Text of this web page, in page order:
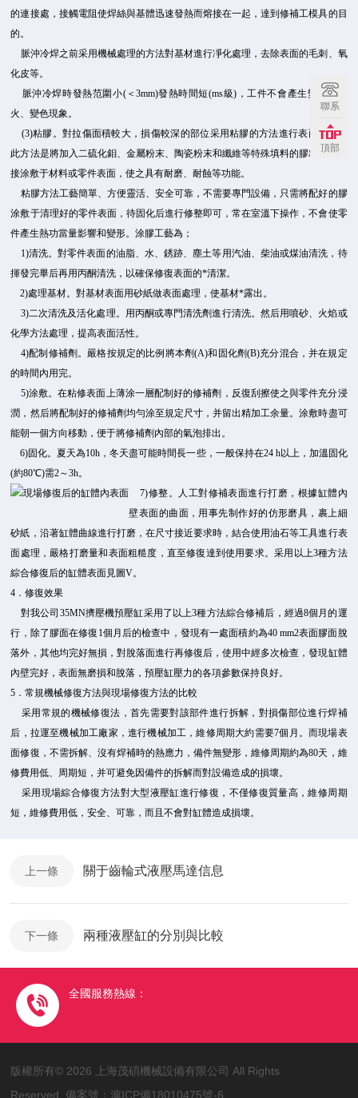
的連接處，接觸電阻使焊絲與基體迅速發熱而熔接在一起，達到修補工模具的目
的。
脈沖冷焊之前采用機械處理的方法對基材進行凈化處理，去除表面的毛刺、氧
化皮等。
脈沖冷焊時發熱范圍小(＜3mm)發熱時間短(ms級)，工件不會產生變形、退
火、變色現象。
(3)粘膠。對拉傷面積較大，損傷較深的部位采用粘膠的方法進行表面修復。
此方法是將加入二硫化鉬、金屬粉末、陶瓷粉末和纖維等特殊填料的膠粘劑，直
接涂敷于材料或零件表面，使之具有耐磨、耐蝕等功能。
粘膠方法工藝簡單、方便靈活、安全可靠，不需要專門設備，只需將配好的膠
涂敷于清理好的零件表面，待固化后進行修整即可，常在室溫下操作，不會使零
件產生熱功當量影響和變形。涂膠工藝為；
1)清洗。對零件表面的油脂、水、銹跡、塵土等用汽油、柴油或煤油清洗，待
揮發完畢后再用丙酮清洗，以確保修復表面的*清潔。
2)處理基材。對基材表面用砂紙做表面處理，使基材*露出。
3)二次清洗及活化處理。用丙酮或專門清洗劑進行清洗。然后用噴砂、火焰或
化學方法處理，提高表面活性。
4)配制修補劑。嚴格按規定的比例將本劑(A)和固化劑(B)充分混合，并在規定
的時間內用完。
5)涂敷。在粘修表面上薄涂一層配制好的修補劑，反復刮擦使之與零件充分浸
潤，然后將配制好的修補劑均勻涂至規定尺寸，并留出精加工余量。涂敷時盡可
能朝一個方向移動，便于將修補劑內部的氣泡排出。
6)固化。夏天為10h，冬天盡可能時間長一些，一般保持在24 h以上，加溫固化
(約80℃)需2～3h。
7)修整。人工對修補表面進行打磨，根據缸體內
壁表面的曲面，用事先制作好的仿形磨具，裹上細
砂紙，沿著缸體曲線進行打磨，在尺寸接近要求時，結合使用油石等工具進行表
面處理，嚴格打磨量和表面粗糙度，直至修復達到使用要求。采用以上3種方法
綜合修復后的缸體表面見圖V。
4．修復效果
對我公司35MN擠壓機預壓缸采用了以上3種方法綜合修補后，經過8個月的運
行，除了膠面在修復1個月后的檢查中，發現有一處面積約為40 mm2表面膠面脫
落外，其他均完好無損，對脫落面進行再修復后，使用中經多次檢查，發現缸體
內壁完好，表面無磨損和脫落，預壓缸壓力的各項參數保持良好。
5．常規機械修復方法與現場修復方法的比較
采用常規的機械修復法，首先需要對該部件進行拆解，對損傷部位進行焊補
后，拉運至機械加工廠家，進行機械加工，維修周期大約需要7個月。而現場表
面修復，不需拆解、沒有焊補時的熱應力，備件無變形，維修周期約為80天，維
修費用低、周期短，并可避免因備件的拆解而對設備造成的損壞。
采用現場綜合修復方法對大型液壓缸進行修復，不僅修復質量高，維修周期
短，維修費用低，安全、可靠，而且不會對缸體造成損壞。
上一條 關于齒輪式液壓馬達信息
下一條 兩種液壓缸的分別與比較
全國服務熱線：
版權所有© 2026 上海茂碩機械設備有限公司 All Rights
Reserved 備案號：滬ICP備18010475號-6
聯系
頂部